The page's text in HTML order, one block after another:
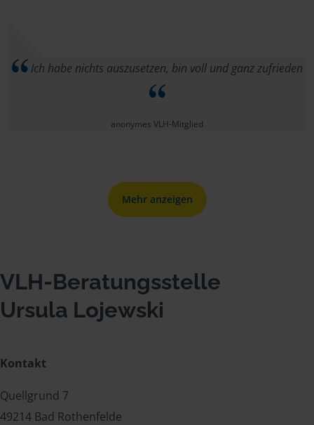
Ich habe nichts auszusetzen, bin voll und ganz zufrieden
anonymes VLH-Mitglied
Mehr anzeigen
VLH-Beratungsstelle
Ursula Lojewski
Kontakt
Quellgrund 7
49214 Bad Rothenfelde